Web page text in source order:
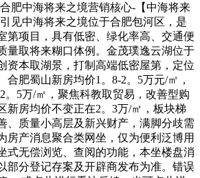
肥中海将来之境营销核心-【中海将来
见中海将来之境位于合肥包河区，是
第项目，具有低密、绿化率高、交通便
量取将来糊口体例。金茂璞逸云湖位于
资本取湖景，打制高端低密屋第，定位
合肥蜀山新房均价1。8-2。5万元/㎡，
。5万/㎡，聚焦科教取贸易，改善型购
新房均价不变正在2。3万/㎡，板块梯
、质量小高层及新兴财产，满脚分歧需
房产消息聚合类网坐，仅为便利泛博用
式无偿浏览、查阅的功能，本坐楼盘消
部分登记存案及开辟商发布为准。错误